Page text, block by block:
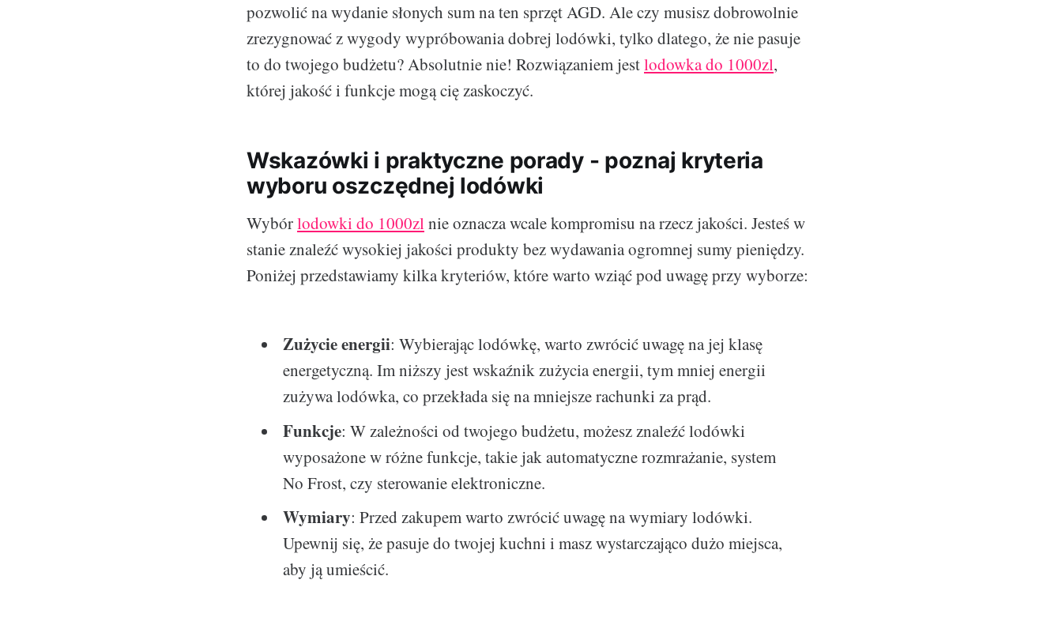
pozwolić na wydanie słonych sum na ten sprzęt AGD. Ale czy musisz dobrowolnie
zrezygnować z wygody wypróbowania dobrej lodówki, tylko dlatego, że nie pasuje
to do twojego budżetu? Absolutnie nie! Rozwiązaniem jestlodowka do 1000zl,
której jakość i funkcje mogą cię zaskoczyć.
Wskazówki i praktyczne porady - poznaj kryteria
wyboru oszczędnej lodówki
Wybórlodowki do 1000zlnie oznacza wcale kompromisu na rzecz jakości. Jesteś w
stanie znaleźć wysokiej jakości produkty bez wydawania ogromnej sumy pieniędzy.
Poniżej przedstawiamy kilka kryteriów, które warto wziąć pod uwagę przy wyborze:
Zużycie energii: Wybierając lodówkę, warto zwrócić uwagę na jej klasę
energetyczną. Im niższy jest wskaźnik zużycia energii, tym mniej energii
zużywa lodówka, co przekłada się na mniejsze rachunki za prąd.
Funkcje: W zależności od twojego budżetu, możesz znaleźć lodówki
wyposażone w różne funkcje, takie jak automatyczne rozmrażanie, system
No Frost, czy sterowanie elektroniczne.
Wymiary: Przed zakupem warto zwrócić uwagę na wymiary lodówki.
Upewnij się, że pasuje do twojej kuchni i masz wystarczająco dużo miejsca,
aby ją umieścić.